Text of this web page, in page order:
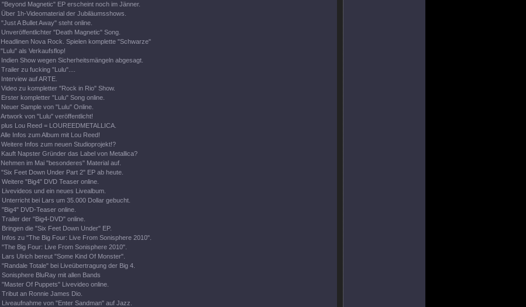
"Beyond Magnetic" EP erscheint noch im Jänner.
Über 1h-Videomaterial der Jubiläumsshows.
"Just A Bullet Away" steht online.
Unveröffentlichter "Death Magnetic" Song.
Headlinen Nova Rock. Spielen komplette "Schwarze"
"Lulu" als Verkaufsflop!
Indien Show wegen Sicherheitsmängeln abgesagt.
Trailer zu fucking "Lulu"....
Interview auf ARTE.
Video zu kompletter "Rock in Rio" Show.
Erster kompletter "Lulu" Song online.
Neuer Sample von "Lulu" Online.
Artwork von "Lulu" veröffentlicht!
plus Lou Reed = LOUREEDMETALLICA.
Alle Infos zum Album mit Lou Reed!
Weitere Infos zum neuen Studioprojekt!?
Kauft Napster Gründer das Label von Metallica?
Nehmen im Mai "besonderes" Material auf.
"Six Feet Down Under Part 2" EP ab heute.
Weitere "Big4" DVD Teaser online.
Livevideos und ein neues Livealbum.
Unterricht bei Lars um 35.000 Dollar gebucht.
"Big4" DVD-Teaser online.
Trailer der "Big4-DVD" online.
Bringen die "Six Feet Down Under" EP.
Infos zu "The Big Four: Live From Sonisphere 2010".
"The Big Four: Live From Sonisphere 2010".
Lars Ulrich bereut "Some Kind Of Monster".
"Randale Totale" bei Liveübertragung der Big 4.
Sonisphere BluRay mit allen Bands
"Master Of Puppets" Livevideo online.
Tribut an Ronnie James Dio.
Liveaufnahme von "Enter Sandman" auf Jazz.